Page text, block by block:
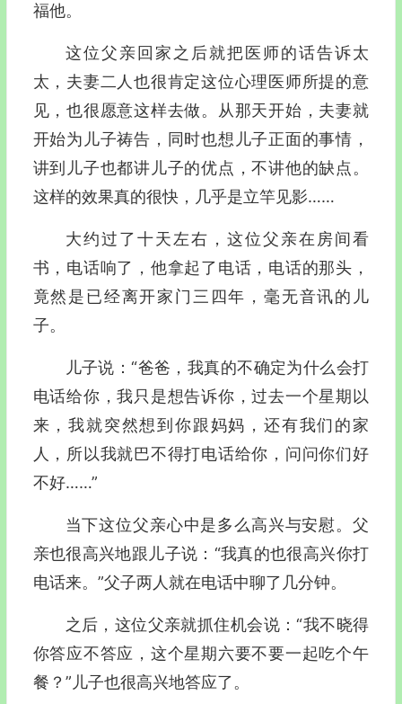
福他。
这位父亲回家之后就把医师的话告诉太
太，夫妻二人也很肯定这位心理医师所提的意
见，也很愿意这样去做。从那天开始，夫妻就
开始为儿子祷告，同时也想儿子正面的事情，
讲到儿子也都讲儿子的优点，不讲他的缺点。
这样的效果真的很快，几乎是立竿见影……
大约过了十天左右，这位父亲在房间看
书，电话响了，他拿起了电话，电话的那头，
竟然是已经离开家门三四年，毫无音讯的儿
子。
儿子说：“爸爸，我真的不确定为什么会打
电话给你，我只是想告诉你，过去一个星期以
来，我就突然想到你跟妈妈，还有我们的家
人，所以我就巴不得打电话给你，问问你们好
不好……”
当下这位父亲心中是多么高兴与安慰。父
亲也很高兴地跟儿子说：“我真的也很高兴你打
电话来。”父子两人就在电话中聊了几分钟。
之后，这位父亲就抓住机会说：“我不晓得
你答应不答应，这个星期六要不要一起吃个午
餐？”儿子也很高兴地答应了。